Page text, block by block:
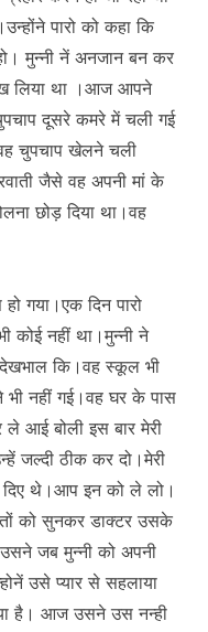
पारो को कहा कि
मुन्नी नें अनजान बन कर
लिया था ।आज आपने
दूसरे कमरे में चली गई
चुपचाप खेलने चली
जैसे वह अपनी मां के
छोड़ दिया था।वह
गया।एक दिन पारो
कोई नहीं था।मुन्नी ने
देखभाल कि।वह स्कूल भी
नहीं गई।वह घर के पास
आई बोली इस बार मेरी
जल्दी ठीक कर दो।मेरी
थे।आप इन को ले लो।
को सुनकर डाक्टर उसके
जब मुन्नी को अपनी
उसे प्यार से सहलाया
है। आज उसने उस नन्ही